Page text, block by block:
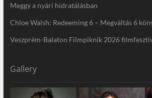
Meggy a nyári hidratálásban
Chloe Walsh: Redeeming 6 – Megváltás 6
Veszprém-Balaton Filmpiknik 2026
Gallery